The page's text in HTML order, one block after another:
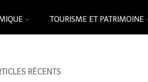
TOURISME ET PATRIMOINE
RÉCENTS